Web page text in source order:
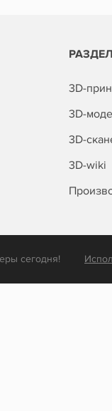
3D-
3D-
3D-
3D-wiki
сегодня!